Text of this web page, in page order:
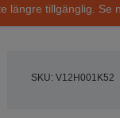
längre tillgänglig. Se
SKU: V12H001K52